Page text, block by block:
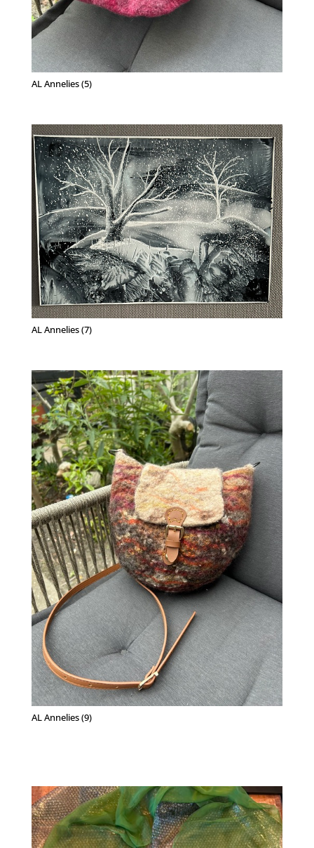
AL Annelies (5)
AL Annelies (7)
AL Annelies (9)